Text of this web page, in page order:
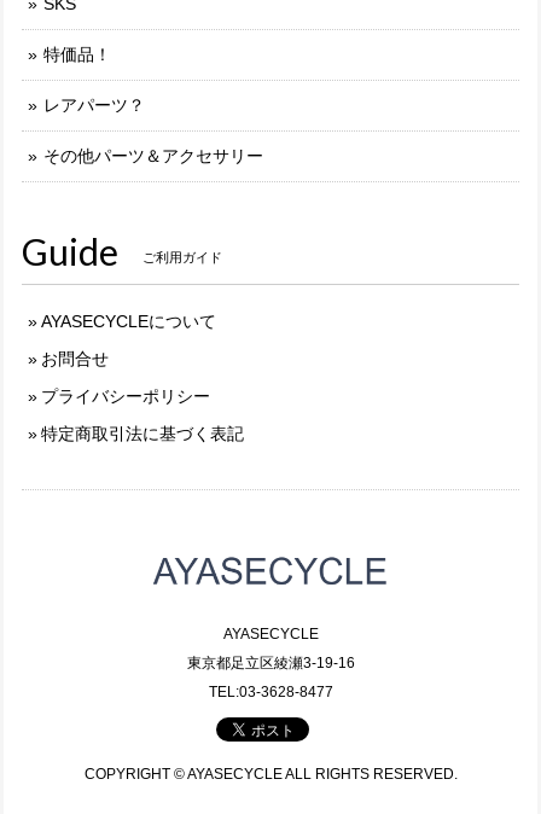
SKS
特価品！
レアパーツ？
その他パーツ＆アクセサリー
Guide ご利用ガイド
AYASECYCLEについて
お問合せ
プライバシーポリシー
特定商取引法に基づく表記
AYASECYCLE
東京都足立区綾瀬3-19-16
TEL:03-3628-8477
COPYRIGHT © AYASECYCLE ALL RIGHTS RESERVED.